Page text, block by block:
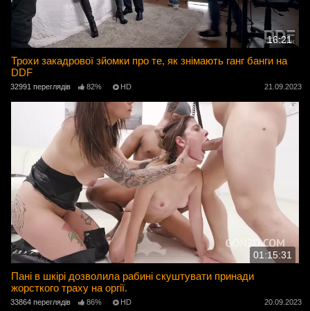
16:21
Трохи закадрової зйомки про те, як знімають ганг банги на
DDF
32991 переглядів 82% HD 21.09.2023
01:15:31
Пані в шкірі дозволила рабині скуштувати принади
жорсткого траху на оргії.
33864 переглядів 86% HD 20.09.2023